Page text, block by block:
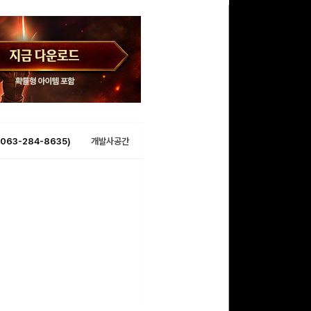
(063-284-8635) 개발사공간